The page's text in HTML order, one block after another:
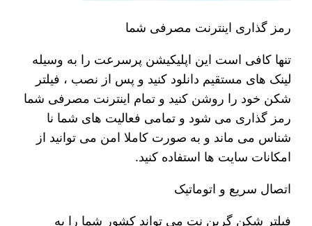
رمز گذاری اینترنت مصرفی شما
تنها کافی است این اپلیکیشن پرسرعت را به وسیله
لینک های مستقیم دانلود کنید و پس از نصب ، فیلتر
شکن خود را روشن کنید و تمام اینترنت مصرفی شما
رمز گذاری می شود و تمامی فعالیت های شما نا
شناس می ماند و به صورت کاملا امن می توانید از
امکانات سایت ها استفاده کنید.
اتصال سریع و‌ اتوماتیک
فیلتر شکن گرین نت می‌ تواند کشور شما را به